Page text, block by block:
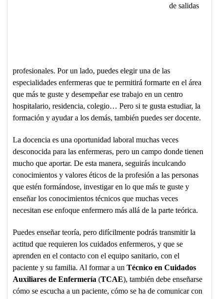
de salidas
profesionales. Por un lado, puedes elegir una de las
especialidades enfermeras que te permitirá formarte en el área
que más te guste y desempeñar ese trabajo en un centro
hospitalario, residencia, colegio… Pero si te gusta estudiar, la
formación y ayudar a los demás, también puedes ser docente.
La docencia es una oportunidad laboral muchas veces
desconocida para las enfermeras, pero un campo donde tienen
mucho que aportar. De esta manera, seguirás inculcando
conocimientos y valores éticos de la profesión a las personas
que estén formándose, investigar en lo que más te guste y
enseñar los conocimientos técnicos que muchas veces
necesitan ese enfoque enfermero más allá de la parte teórica.
Puedes enseñar teoría, pero difícilmente podrás transmitir la
actitud que requieren los cuidados enfermeros, y que se
aprenden en el contacto con el equipo sanitario, con el
paciente y su familia. Al formar a un Técnico en Cuidados
Auxiliares de Enfermería (TCAE), también debe enseñarse
cómo se escucha a un paciente, cómo se ha de comunicar con